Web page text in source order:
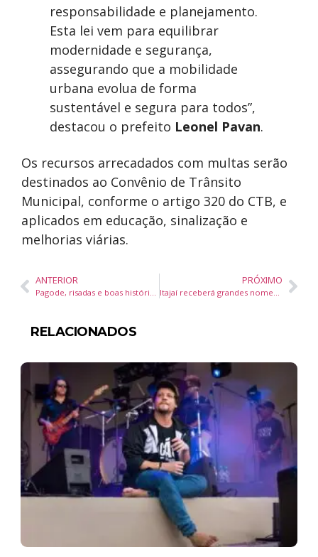
responsabilidade e planejamento.
Esta lei vem para equilibrar
modernidade e segurança,
assegurando que a mobilidade
urbana evolua de forma
sustentável e segura para todos”,
destacou o prefeito Leonel Pavan.
Os recursos arrecadados com multas serão
destinados ao Convênio de Trânsito
Municipal, conforme o artigo 320 do CTB, e
aplicados em educação, sinalização e
melhorias viárias.
ANTERIOR
Pagode, risadas e boas histórias: Samprazer no Pod do Brilha
PRÓXIMO
Itajaí receberá grandes nomes do empreendedorismo e inovação no Foz Tech Summit 2025
RELACIONADOS